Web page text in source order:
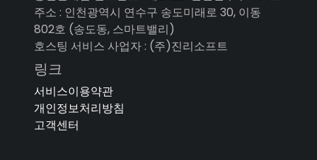
주소 : 인천광역시 연수구 송도미래로 30, 이동
802호 (송도동, 스마트밸리)
호스팅 서비스 사업자 : (주)진리소프트
링크
서비스이용약관
개인정보처리방침
고객센터